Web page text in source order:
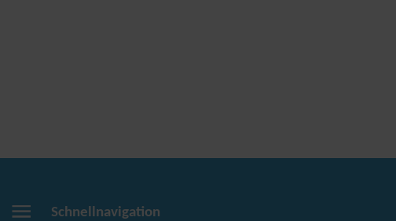
Schnellnavigation